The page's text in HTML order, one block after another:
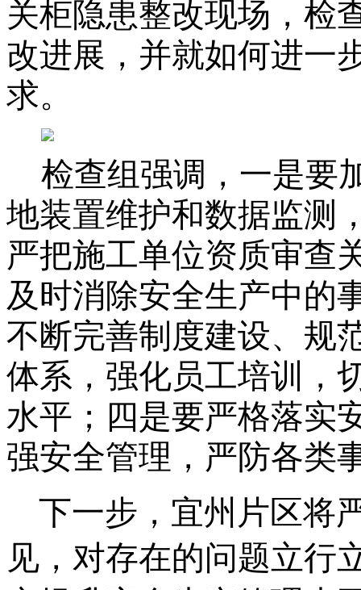
关柜隐患整改现场，检
改进展，并就如何进一
求。
检查组强调，一是要
地装置维护和数据监测
严把施工单位资质审查
及时消除安全生产中的
不断完善制度建设、规
体系，强化员工培训，
水平；四是要严格落实
强安全管理，严防各类
下一步，宜州片区将
见，对存在的问题立行